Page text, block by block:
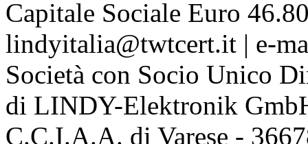
Capitale Sociale Euro
lindyitalia@twtcert.it | e-
Società con Socio Unico
di LINDY-Elektronik
C.C.I.A.A. di Varese -